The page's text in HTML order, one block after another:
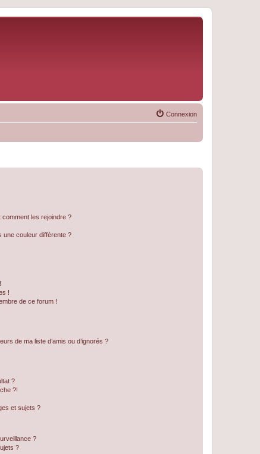
Connexion
comment les rejoindre ?
une couleur différente ?
!
de ce forum !
de ma liste d’amis ou d’ignorés ?
?
?!
et sujets ?
?
?